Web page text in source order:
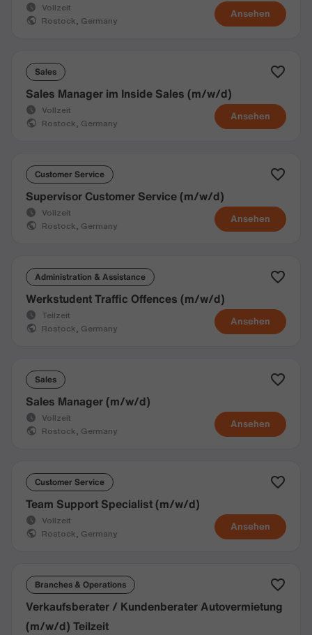
Ansehen
Vollzeit
Rostock, Germany
Sales
Ansehen
Sales Manager im Inside Sales (m/w/d)
Vollzeit
Rostock, Germany
Customer Service
Ansehen
Supervisor Customer Service (m/w/d)
Vollzeit
Rostock, Germany
Administration & Assistance
Ansehen
Werkstudent Traffic Offences (m/w/d)
Teilzeit
Rostock, Germany
Sales
Ansehen
Sales Manager (m/w/d)
Vollzeit
Rostock, Germany
Customer Service
Ansehen
Team Support Specialist (m/w/d)
Vollzeit
Rostock, Germany
Branches & Operations
Verkaufsberater / Kundenberater Autovermietung
(m/w/d) Teilzeit